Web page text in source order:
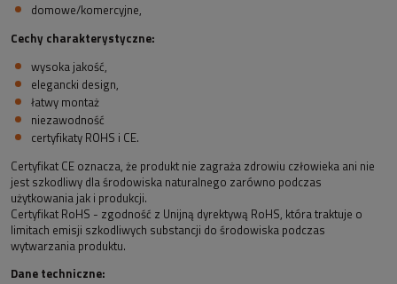
domowe/komercyjne,
Cechy charakterystyczne:
wysoka jakość,
elegancki design,
łatwy montaż
niezawodność
certyfikaty ROHS i CE.
Certyfikat CE oznacza, że produkt nie zagraża zdrowiu człowieka ani nie
jest szkodliwy dla środowiska naturalnego zarówno podczas
użytkowania jak i produkcji.
Certyfikat RoHS - zgodność z Unijną dyrektywą RoHS, która traktuje o
limitach emisji szkodliwych substancji do środowiska podczas
wytwarzania produktu.
Dane techniczne: